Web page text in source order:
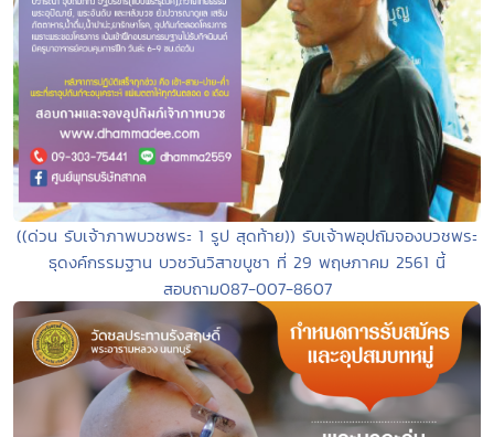
((ด่วน รับเจ้าภาพบวชพระ 1 รูป สุดท้าย)) รับเจ้าพอุปถัมจองบวชพระ
ธุดงค์กรรมฐาน บวชวันวิสาขบูชา ที่ 29 พฤษภาคม 2561 นี้
สอบถาม087-007-8607